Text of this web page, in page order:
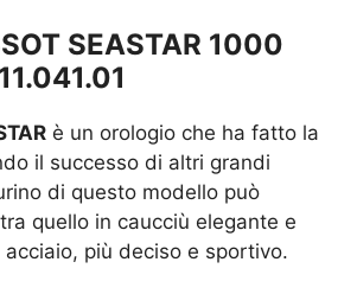
SEASTAR 1000
è un orologio che ha fatto la
il successo di altri grandi
di questo modello può
quello in caucciù elegante e
più deciso e sportivo.